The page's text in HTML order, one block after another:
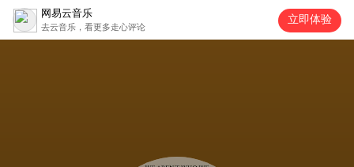
网易云音乐
去云音乐，看更多走心评论
立即体验